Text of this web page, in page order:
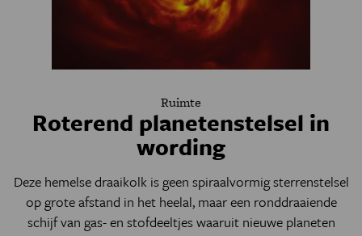
Ruimte
Roterend planetenstelsel in
wording
Deze hemelse draaikolk is geen spiraalvormig sterrenstelsel
op grote afstand in het heelal, maar een ronddraaiende
schijf van gas- en stofdeeltjes waaruit nieuwe planeten